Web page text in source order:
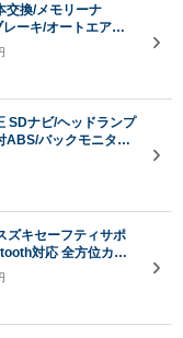
交換/メモリーナ
ーキ/オートエアコ
ライト/フォグラン
SDナビ/ヘッドランプ
バックモニター/
席/エアバッグ 助手
ズキセーフティサポ
対応 全方位カメ
ール 障害物センサ
ー プッシュスタート